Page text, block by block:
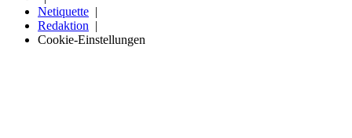
Netiquette
Redaktion
Cookie-Einstellungen